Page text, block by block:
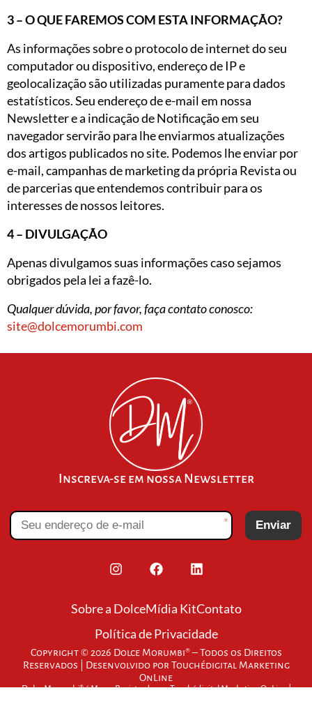
3 – O QUE FAREMOS COM ESTA INFORMAÇÃO?
As informações sobre o protocolo de internet do seu
computador ou dispositivo, endereço de IP e
geolocalização são utilizadas puramente para dados
estatísticos. Seu endereço de e-mail em nossa
Newsletter e a indicação de Notificação em seu
navegador servirão para lhe enviarmos atualizações
dos artigos publicados no site. Podemos lhe enviar por
e-mail, campanhas de marketing da própria Revista ou
de parcerias que entendemos contribuir para os
interesses de nossos leitores.
4 – DIVULGAÇÃO
Apenas divulgamos suas informações caso sejamos
obrigados pela lei a fazê-lo.
Qualquer dúvida, por favor, faça contato conosco:
site@dolcemorumbi.com
Inscreva-se em nossa Newsletter
* Enviar
Sobre a DolceMídia KitContato
Política de Privacidade
Copyright © 2026 Dolce Morumbi® – Todos os Direitos
Reservados | Desenvolvido por Touchédigital Marketing
OnLine
Dolce Morumbi® é Marca Registrada por Touchédigital Marketing OnLine |